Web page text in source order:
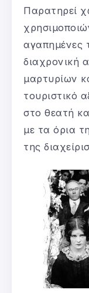
Παρατηρεί
αγαπημένες
διαχρονική
μαρτυρίων
τουριστικό
στο θεατή
με τα όρια
της